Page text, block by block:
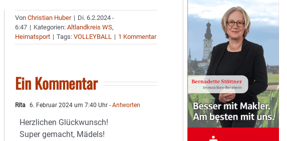
VonChristian Huber | Di. 6.2.2024 -
6:47 | Kategorien:Altlandkreis WS,
Heimatsport | Tags:VOLLEYBALL | 1 Kommentar
Ein Kommentar
Rita 6. Februar 2024 um 7:40 Uhr - Antworten
Herzlichen Glückwunsch!
Super gemacht, Mädels!